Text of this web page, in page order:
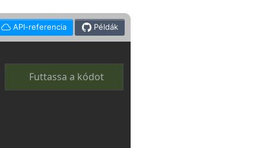
API-referencia Példák
Futtassa a kódot